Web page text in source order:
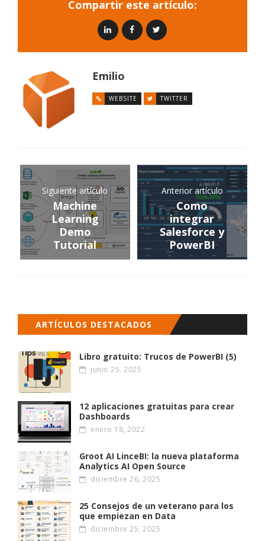
Compartir este artículo:
Emilio
WEBSITE TWITTER
Siguiente artículo
Machine
Learning
Demo
Tutorial
Anterior artículo
Como
integrar
Salesforce y
PowerBI
ARTÍCULOS DESTACADOS
Libro gratuito: Trucos de PowerBI (5)
junio 25, 2025
12 aplicaciones gratuitas para crear
Dashboards
enero 18, 2022
Groot AI LinceBI: la nueva plataforma
Analytics AI Open Source
diciembre 26, 2025
25 Consejos de un veterano para los
que empiezan en Data
diciembre 25, 2025